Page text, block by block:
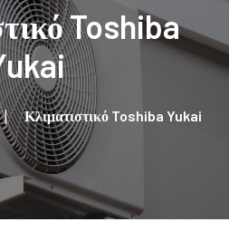
Toshiba
Κλιματιστικό Toshiba Yukai